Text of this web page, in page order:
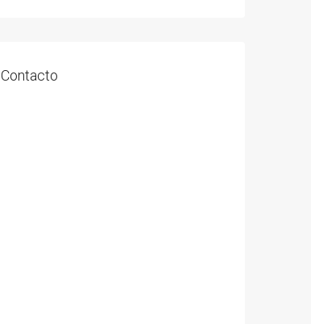
Contacto